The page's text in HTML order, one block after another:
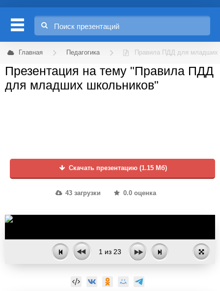
Главная Педагогика Правила ПДД для младших
Презентация на тему "Правила ПДД
для младших школьников"
Скачать презентацию (1.15 Мб)
43 загрузки 0.0 оценка
1 из 23